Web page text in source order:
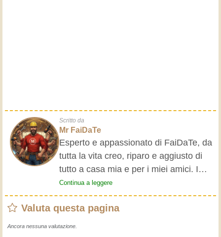
Scritto da
Mr FaiDaTe
Esperto e appassionato di FaiDaTe, da
tutta la vita creo, riparo e aggiusto di
tutto a casa mia e per i miei amici. I
nonni mi hanno insegnato i primi
rudimenti, fin da piccolo e da allora ho
fatto un sacco di esperienze.
L'esperienza insegna! Tiene attivi e
Continua a leggere
Valuta questa pagina
Ancora nessuna valutazione.